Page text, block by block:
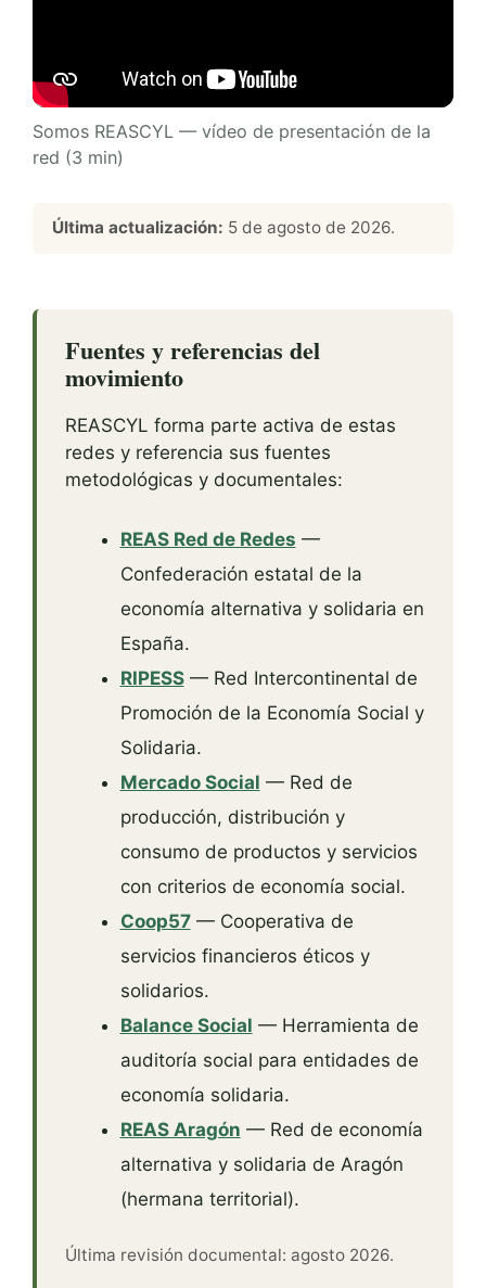
Somos REASCYL — vídeo de presentación de la
red (3 min)
Última actualización: 5 de agosto de 2026.
Fuentes y referencias del
movimiento
REASCYL forma parte activa de estas
redes y referencia sus fuentes
metodológicas y documentales:
REAS Red de Redes —
Confederación estatal de la
economía alternativa y solidaria en
España.
RIPESS— Red Intercontinental de
Promoción de la Economía Social y
Solidaria.
Mercado Social — Red de
producción, distribución y
consumo de productos y servicios
con criterios de economía social.
Coop57— Cooperativa de
servicios financieros éticos y
solidarios.
Balance Social — Herramienta de
auditoría social para entidades de
economía solidaria.
REAS Aragón — Red de economía
alternativa y solidaria de Aragón
(hermana territorial).
Última revisión documental: agosto 2026.